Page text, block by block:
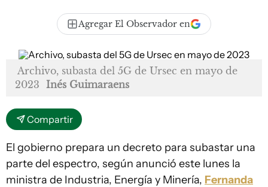
Agregar El Observador en
Archivo, subasta del 5G de Ursec en mayo de
2023 Inés Guimaraens
Compartir
El gobierno prepara un decreto para subastar una
parte del espectro, según anunció este lunes la
ministra de Industria, Energía y Minería, Fernanda